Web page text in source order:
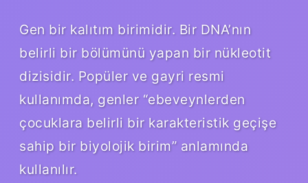
Gen bir kalıtım birimidir. Bir DNA’nın
belirli bir bölümünü yapan bir nükleotit
dizisidir. Popüler ve gayri resmi
kullanımda, genler “ebeveynlerden
çocuklara belirli bir karakteristik geçişe
sahip bir biyolojik birim” anlamında
kullanılır.